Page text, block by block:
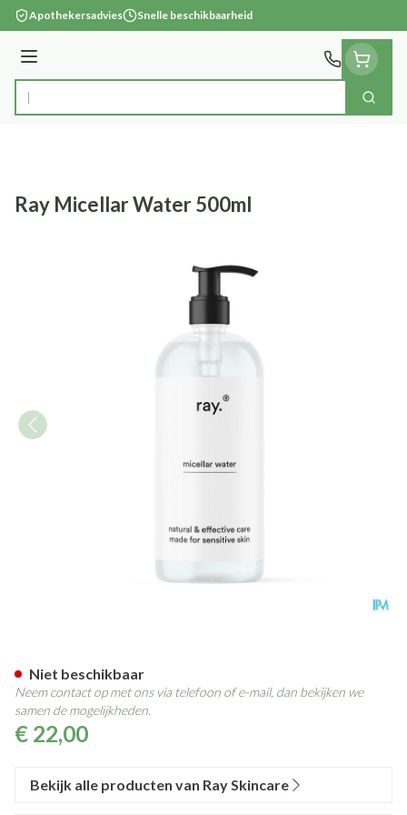
Ga naar de inhoud
Apothekersadvies Snelle beschikbaarheid
Menu
Product, merk, categorie... Zoek
Ray Micellar Water 500ml
€ 22,00
Niet beschikbaar
Neem contact op met ons via telefoon of e-mail, dan bekijken we
samen de mogelijkheden.
Bekijk alle producten van Ray Skincare